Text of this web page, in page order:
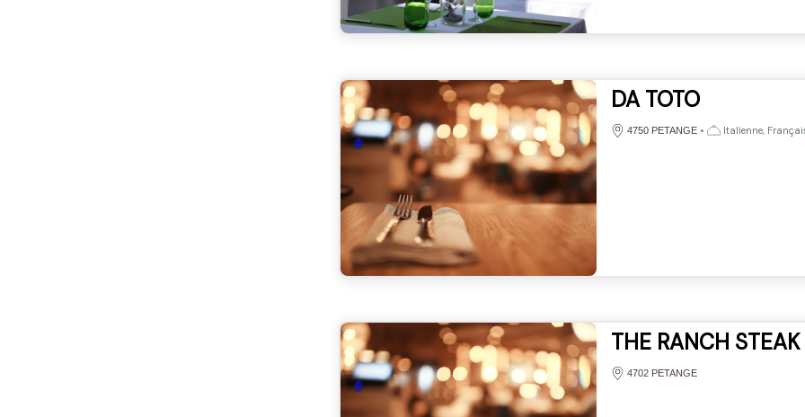
DA TOTO
4750 PETANGE • Italienne,
THE RANCH
4702 PETANGE